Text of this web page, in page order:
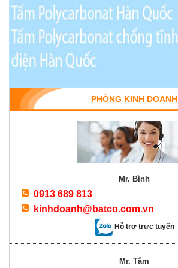
PHÒNG KINH DOANH
Mr. Bình
0913 689 813
kinhdoanh@batco.com.vn
Hỗ trợ trực tuyến
Mr. Tâm